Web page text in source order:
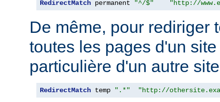
RedirectMatch permanent "^/$" "http://
De même, pour rediriger
toutes les pages d'un
particulière d'un autre
RedirectMatch temp ".*" "http://